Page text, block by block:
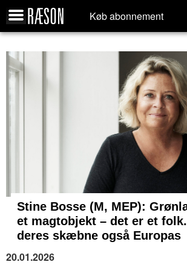
Køb abonnement
Stine Bosse (M, MEP):
et magtobjekt – det er et
deres skæbne også Europas
20.01.2026